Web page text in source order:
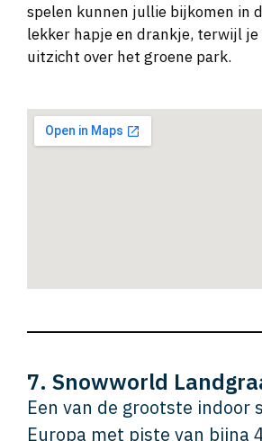
spelen kunnen jullie bijkomen in
lekker hapje en drankje, terwijl
uitzicht over het groene park.
7. Snowworld
Een van de grootste indoor
Europa met piste van bijna